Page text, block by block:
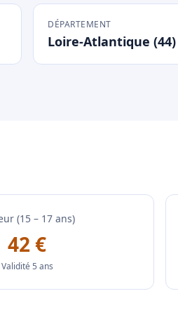
DÉPARTEMENT
Loire-Atlantique (44)
(15 – 17 ans)
42 €
Validité 5 ans